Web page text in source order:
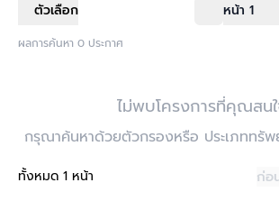
ตัวเลือก หน้า 1
ผลการค้นหา 0 ประกาศ
ไม่พบโครงการที่คุณสน
กรุณาค้นหาด้วยตัวกรองหรือ ประเภททรั
ทั้งหมด 1 หน้า ก่อ